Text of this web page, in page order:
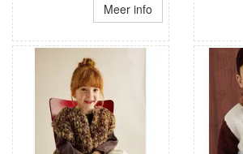
Meer info